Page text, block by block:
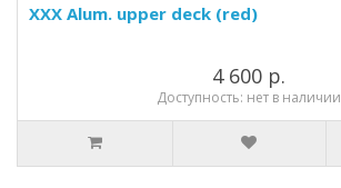
XXX Alum. upper deck (red)
4 600 р.
Доступность: нет в наличии